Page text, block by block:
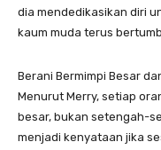
dia mendedikasikan diri
kaum muda terus
Berani Bermimpi Besar
Menurut Merry, setiap
besar, bukan setengah-
menjadi kenyataan jika